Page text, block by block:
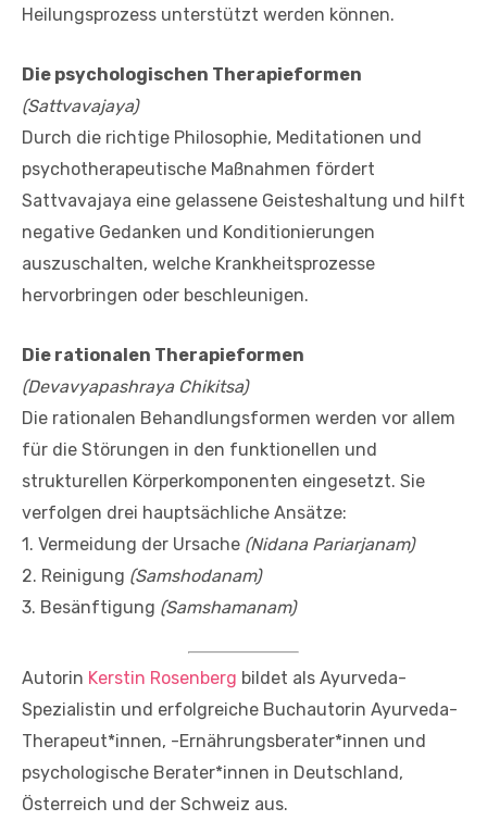
Heilungsprozess unterstützt werden können.
Die psychologischen Therapieformen
(Sattvavajaya)
Durch die richtige Philosophie, Meditationen und
psychotherapeutische Maßnahmen fördert
Sattvavajaya eine gelassene Geisteshaltung und hilft
negative Gedanken und Konditionierungen
auszuschalten, welche Krankheitsprozesse
hervorbringen oder beschleunigen.
Die rationalen Therapieformen
(Devavyapashraya Chikitsa)
Die rationalen Behandlungsformen werden vor allem
für die Störungen in den funktionellen und
strukturellen Körperkomponenten eingesetzt. Sie
verfolgen drei hauptsächliche Ansätze:
1. Vermeidung der Ursache (Nidana Pariarjanam)
2. Reinigung (Samshodanam)
3. Besänftigung (Samshamanam)
Autorin Kerstin Rosenberg bildet als Ayurveda-
Spezialistin und erfolgreiche Buchautorin Ayurveda-
Therapeut*innen, -Ernährungsberater*innen und
psychologische Berater*innen in Deutschland,
Österreich und der Schweiz aus.